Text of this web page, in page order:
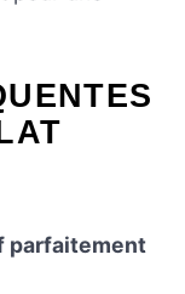
parfaitement